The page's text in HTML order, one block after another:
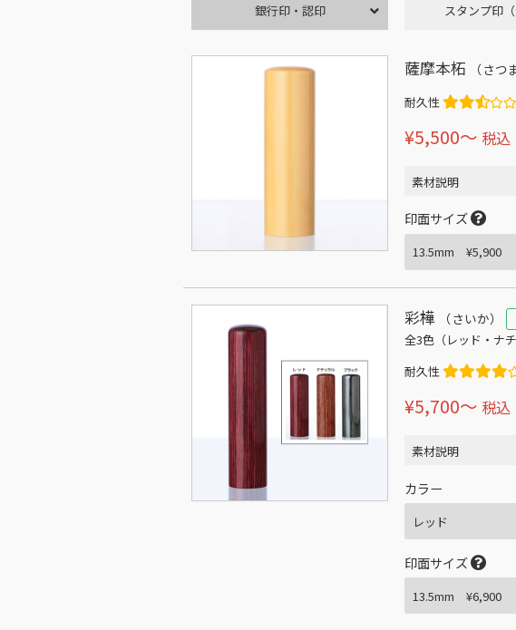
銀行印・認印 スタンプ印（
薩摩本柘 （さつ
耐久性
¥5,500〜 税込
素材説明
印面サイズ
彩樺 （さいか）
全3色（レッド・ナ
耐久性
¥5,700〜 税込
素材説明
カラー
印面サイズ